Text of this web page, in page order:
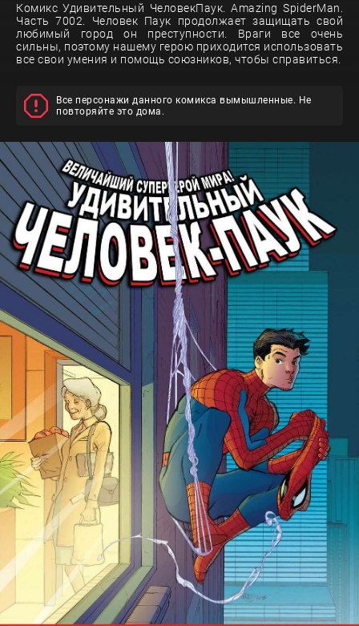
Комикс Удивительный ЧеловекПаук. Amazing SpiderMan.
Часть 7002. Человек Паук продолжает защищать свой
любимый город он преступности. Враги все очень
сильны, поэтому нашему герою приходится использовать
все свои умения и помощь союзников, чтобы справиться.
Все персонажи данного комикса вымышленные. Не
повторяйте это дома.